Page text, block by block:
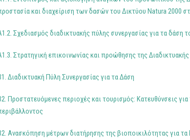
και διαχείριση των δασών του Δικτύου Natura 2000
Σχεδιασμός διαδικτυακής πύλης συνεργασίας για τα δάση
Στρατηγική επικοινωνίας και προώθησης της
Διαδικτυακή Πύλη Συνεργασίας για τα Δάση
Προστατευόμενες περιοχές και τουρισμός: Κατευθύνσεις
Ανασκόπηση μέτρων διατήρησης της βιοποικιλότητας για